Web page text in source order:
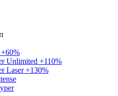
Unlimited +110%
Laser +130%